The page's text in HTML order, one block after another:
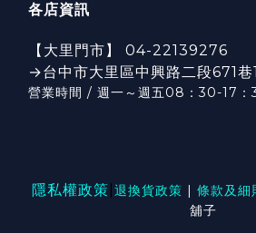
各店資訊
【大里門市】 04-22139276
→台中市大里區中興路二段671巷
營業時間 / 週一～週五08：30-17：
隱私權政策 退換貨政策 條款及細
舖子